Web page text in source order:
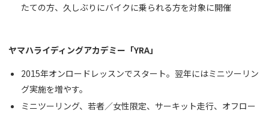
たての方、久しぶりにバイクに乗られる方を対象に開催
ヤマハライディングアカデミー「YRA」
2015年オンロードレッスンでスタート。翌年にはミニツーリン
グ実施を増やす。
ミニツーリング、若者／女性限定、サーキット走行、オフロー